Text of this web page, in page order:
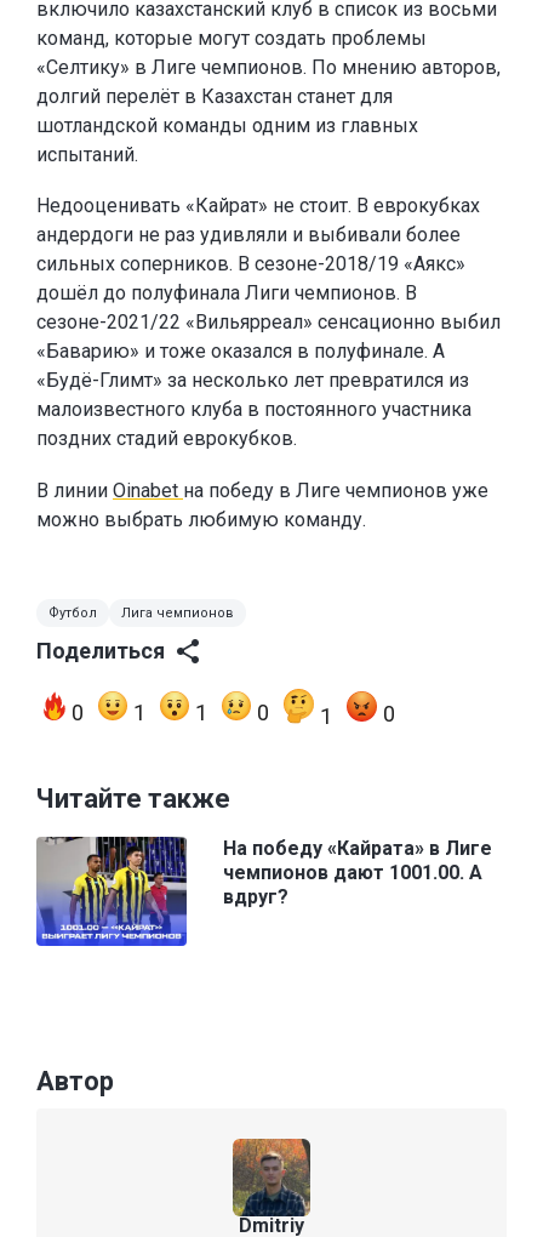
включило казахстанский клуб в список из восьми
команд, которые могут создать проблемы
«Селтику» в Лиге чемпионов. По мнению авторов,
долгий перелёт в Казахстан станет для
шотландской команды одним из главных
испытаний.
Недооценивать «Кайрат» не стоит. В еврокубках
андердоги не раз удивляли и выбивали более
сильных соперников. В сезоне-2018/19 «Аякс»
дошёл до полуфинала Лиги чемпионов. В
сезоне-2021/22 «Вильярреал» сенсационно выбил
«Баварию» и тоже оказался в полуфинале. А
«Будё-Глимт» за несколько лет превратился из
малоизвестного клуба в постоянного участника
поздних стадий еврокубков.
В линии Oinabet на победу в Лиге чемпионов уже
можно выбрать любимую команду.
Футбол Лига чемпионов
Поделиться
0 1 1 0 1 0
Читайте также
На победу «Кайрата» в Лиге
чемпионов дают 1001.00. А
вдруг?
Автор
Dmitriy